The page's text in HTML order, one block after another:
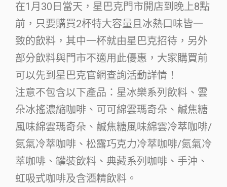
在1月30日當天，星巴克門市開店到晚上8點
前，只要購買2杯特大容量且冰熱口味皆一
致的飲料，其中一杯就由星巴克招待，另外
部分飲料與門市不適用此優惠，大家購買前
可以先到星巴克官網查詢活動詳情！
注意不包含以下產品：星冰樂系列飲料、雲
朵冰搖濃縮咖啡、可可綿雲瑪奇朵、鹹焦糖
風味綿雲瑪奇朵、鹹焦糖風味綿雲冷萃咖啡/
氮氣冷萃咖啡、松露巧克力冷萃咖啡/氮氣冷
萃咖啡、罐裝飲料、典藏系列咖啡、手沖、
虹吸式咖啡及含酒精飲料。